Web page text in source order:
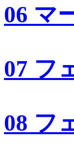
06 マ
07 フ
08 フ